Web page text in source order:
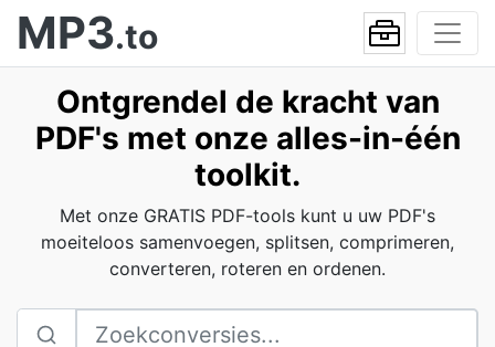
MP3.to
Ontgrendel de kracht van
PDF's met onze alles-in-één
toolkit.
Met onze GRATIS PDF-tools kunt u uw PDF's
moeiteloos samenvoegen, splitsen, comprimeren,
converteren, roteren en ordenen.